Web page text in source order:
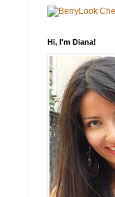
Hi, I'm Diana!